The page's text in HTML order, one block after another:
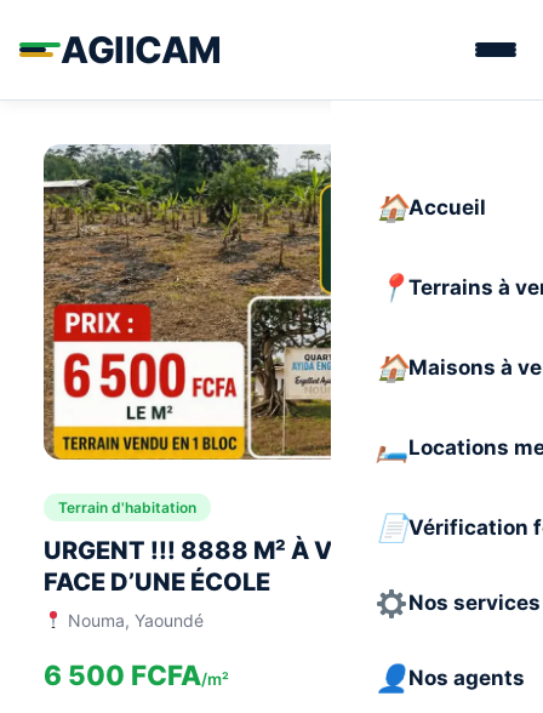
AGIICAM
Accueil
Terrains à
Maisons à
Locations
Vérification
Nos services
Nos agents
Terrain d'habitation
URGENT !!! 8888 M² À VENDRE EN
FACE D’UNE ÉCOLE
Nouma, Yaoundé
6 500 FCFA/m²